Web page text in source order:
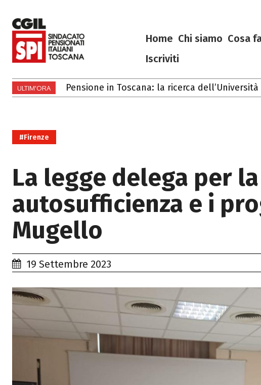
Home Chi siamo Cosa
Iscriviti
ULTIM'ORA Pensione in Toscana: la ricerca dell’Università
Gli eventi di luglio e agosto 2026 in Toscana
#Firenze
La legge delega per
autosufficienza e i
Mugello
19 Settembre 2023